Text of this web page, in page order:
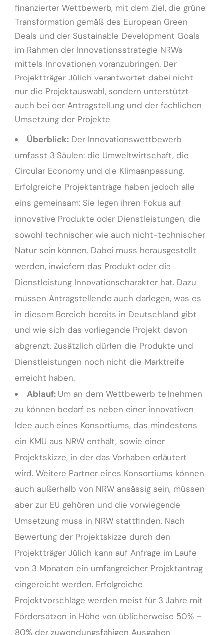
finanzierter Wettbewerb, mit dem Ziel, die grüne
Transformation gemäß des European Green
Deals und der Sustainable Development Goals
im Rahmen der Innovationsstrategie NRWs
mittels Innovationen voranzubringen. Der
Projektträger Jülich verantwortet dabei nicht
nur die Projektauswahl, sondern unterstützt
auch bei der Antragstellung und der fachlichen
Umsetzung der Projekte.
Überblick: Der Innovationswettbewerb
umfasst 3 Säulen: die Umweltwirtschaft, die
Circular Economy und die Klimaanpassung.
Erfolgreiche Projektanträge haben jedoch alle
eins gemeinsam: Sie legen ihren Fokus auf
innovative Produkte oder Dienstleistungen, die
sowohl technischer wie auch nicht-technischer
Natur sein können. Dabei muss herausgestellt
werden, inwiefern das Produkt oder die
Dienstleistung Innovationscharakter hat. Dazu
müssen Antragstellende auch darlegen, was es
in diesem Bereich bereits in Deutschland gibt
und wie sich das vorliegende Projekt davon
abgrenzt. Zusätzlich dürfen die Produkte und
Dienstleistungen noch nicht die Marktreife
erreicht haben.
Ablauf: Um an dem Wettbewerb teilnehmen
zu können bedarf es neben einer innovativen
Idee auch eines Konsortiums, das mindestens
ein KMU aus NRW enthält, sowie einer
Projektskizze, in der das Vorhaben erläutert
wird. Weitere Partner eines Konsortiums können
auch außerhalb von NRW ansässig sein, müssen
aber zur EU gehören und die vorwiegende
Umsetzung muss in NRW stattfinden. Nach
Bewertung der Projektskizze durch den
Projektträger Jülich kann auf Anfrage im Laufe
von 3 Monaten ein umfangreicher Projektantrag
eingereicht werden. Erfolgreiche
Projektvorschläge werden meist für 3 Jahre mit
Fördersätzen in Höhe von üblicherweise 50% –
80% der zuwendungsfähigen Ausgaben